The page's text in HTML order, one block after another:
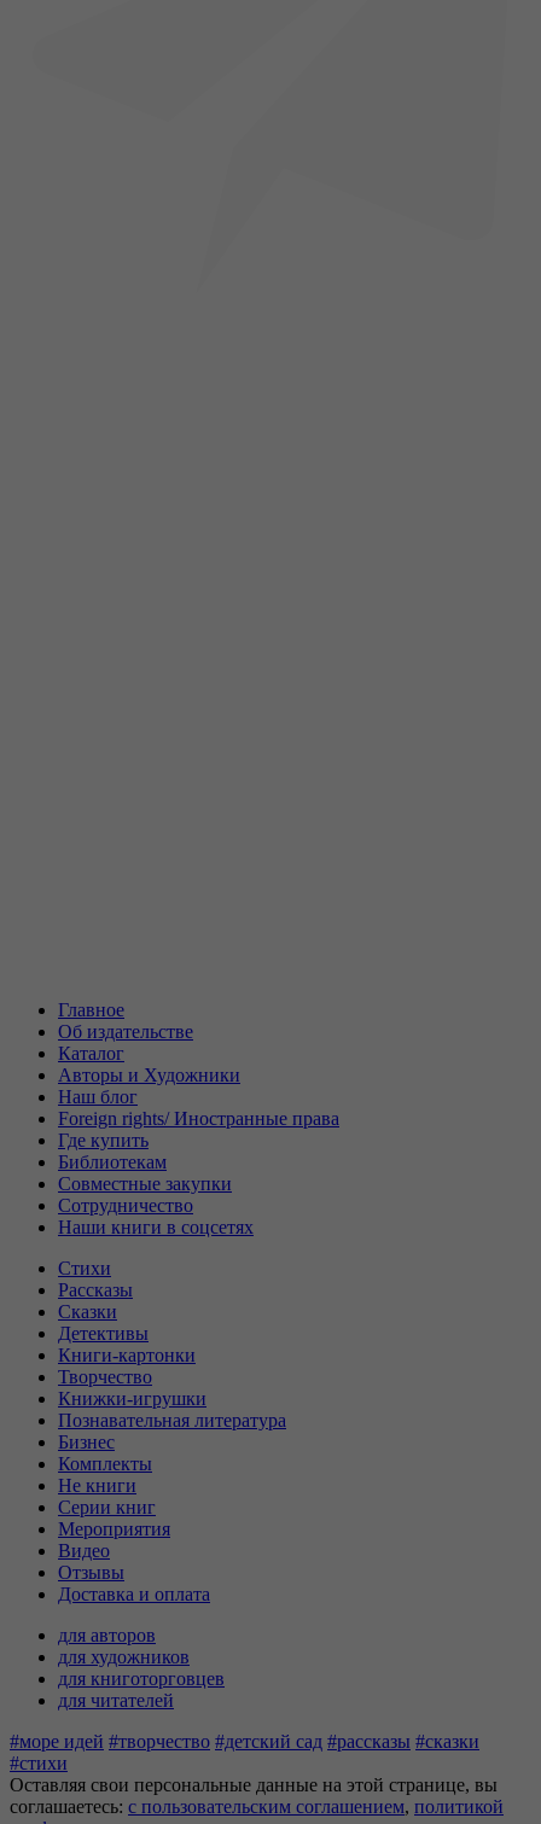
Главное
Об издательстве
Каталог
Авторы и Художники
Наш блог
Foreign rights/ Иностранные права
Где купить
Библиотекам
Совместные закупки
Сотрудничество
Наши книги в соцсетях
Стихи
Рассказы
Сказки
Детективы
Книги-картонки
Творчество
Книжки-игрушки
Познавательная литература
Бизнес
Комплекты
Не книги
Серии книг
Мероприятия
Видео
Отзывы
Доставка и оплата
для авторов
для художников
для книготорговцев
для читателей
#море идей #творчество #детский сад #рассказы #сказки
#стихи
Оставляя свои персональные данные на этой странице, вы
соглашаетесь: c пользовательским соглашением, политикой